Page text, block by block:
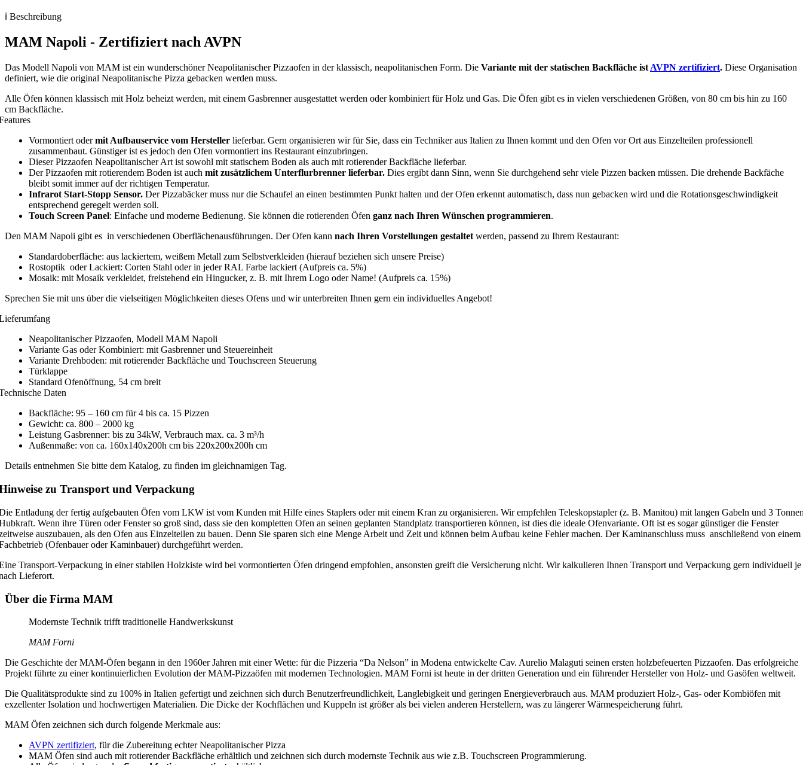
ℹ️ Beschreibung
MAM Napoli - Zertifiziert nach AVPN
Das Modell Napoli von MAM ist ein wunderschöner Neapolitanischer Pizzaofen in der klassisch, neapolitanischen Form. Die Variante mit der statischen Backfläche ist AVPN zertifiziert. Diese Organisation
definiert, wie die original Neapolitanische Pizza gebacken werden muss.
Alle Öfen können klassisch mit Holz beheizt werden, mit einem Gasbrenner ausgestattet werden oder kombiniert für Holz und Gas. Die Öfen gibt es in vielen verschiedenen Größen, von 80 cm bis hin zu 160
cm Backfläche.
Vormontiert odermit Aufbauservice vom Hersteller lieferbar. Gern organisieren wir für Sie, dass ein Techniker aus Italien zu Ihnen kommt und den Ofen vor Ort aus Einzelteilen professionell
zusammenbaut. Günstiger ist es jedoch den Ofen vormontiert ins Restaurant einzubringen.
Dieser Pizzaofen Neapolitanischer Art ist sowohl mit statischem Boden als auch mit rotierender Backfläche lieferbar.
Der Pizzaofen mit rotierendem Boden ist auch mit zusätzlichem Unterflurbrenner lieferbar. Dies ergibt dann Sinn, wenn Sie durchgehend sehr viele Pizzen backen müssen. Die drehende Backfäche
bleibt somit immer auf der richtigen Temperatur.
Infrarot Start-Stopp Sensor. Der Pizzabäcker muss nur die Schaufel an einen bestimmten Punkt halten und der Ofen erkennt automatisch, dass nun gebacken wird und die Rotationsgeschwindigkeit
entsprechend geregelt werden soll.
Touch Screen Panel: Einfache und moderne Bedienung. Sie können die rotierenden Öfen ganz nach Ihren Wünschen programmieren.
Den MAM Napoli gibt es in verschiedenen Oberflächenausführungen. Der Ofen kann nach Ihren Vorstellungen gestaltet werden, passend zu Ihrem Restaurant:
Standardoberfläche: aus lackiertem, weißem Metall zum Selbstverkleiden (hierauf beziehen sich unsere Preise)
Rostoptik oder Lackiert: Corten Stahl oder in jeder RAL Farbe lackiert (Aufpreis ca. 5%)
Mosaik: mit Mosaik verkleidet, freistehend ein Hingucker, z. B. mit Ihrem Logo oder Name! (Aufpreis ca. 15%)
Sprechen Sie mit uns über die vielseitigen Möglichkeiten dieses Ofens und wir unterbreiten Ihnen gern ein individuelles Angebot!
Neapolitanischer Pizzaofen, Modell MAM Napoli
Variante Gas oder Kombiniert: mit Gasbrenner und Steuereinheit
Variante Drehboden: mit rotierender Backfläche und Touchscreen Steuerung
Türklappe
Standard Ofenöffnung, 54 cm breit
Daten
Backfläche: 95 – 160 cm für 4 bis ca. 15 Pizzen
Gewicht: ca. 800 – 2000 kg
Leistung Gasbrenner: bis zu 34kW, Verbrauch max. ca. 3 m³/h
Außenmaße: von ca. 160x140x200h cm bis 220x200x200h cm
Details entnehmen Sie bitte dem Katalog, zu finden im gleichnamigen Tag.
zu Transport und Verpackung
Entladung der fertig aufgebauten Öfen vom LKW ist vom Kunden mit Hilfe eines Staplers oder mit einem Kran zu organisieren. Wir empfehlen Teleskopstapler (z. B. Manitou) mit langen Gabeln und 3
Wenn ihre Türen oder Fenster so groß sind, dass sie den kompletten Ofen an seinen geplanten Standplatz transportieren können, ist dies die ideale Ofenvariante. Oft ist es sogar günstiger die Fenster
auszubauen, als den Ofen aus Einzelteilen zu bauen. Denn Sie sparen sich eine Menge Arbeit und Zeit und können beim Aufbau keine Fehler machen. Der Kaminanschluss muss anschließend von einem
(Ofenbauer oder Kaminbauer) durchgeführt werden.
Transport-Verpackung in einer stabilen Holzkiste wird bei vormontierten Öfen dringend empfohlen, ansonsten greift die Versicherung nicht. Wir kalkulieren Ihnen Transport und Verpackung gern individuell je
Lieferort.
Über die Firma MAM
Modernste Technik trifft traditionelle Handwerkskunst
MAM Forni
Die Geschichte der MAM-Öfen begann in den 1960er Jahren mit einer Wette: für die Pizzeria “Da Nelson” in Modena entwickelte Cav. Aurelio Malaguti seinen ersten holzbefeuerten Pizzaofen. Das erfolgreiche
Projekt führte zu einer kontinuierlichen Evolution der MAM-Pizzaöfen mit modernen Technologien. MAM Forni ist heute in der dritten Generation und ein führender Hersteller von Holz- und Gasöfen weltweit.
Die Qualitätsprodukte sind zu 100% in Italien gefertigt und zeichnen sich durch Benutzerfreundlichkeit, Langlebigkeit und geringen Energieverbrauch aus. MAM produziert Holz-, Gas- oder Kombiöfen mit
exzellenter Isolation und hochwertigen Materialien. Die Dicke der Kochflächen und Kuppeln ist größer als bei vielen anderen Herstellern, was zu längerer Wärmespeicherung führt.
MAM Öfen zeichnen sich durch folgende Merkmale aus:
AVPN zertifiziert, für die Zubereitung echter Neapolitanischer Pizza
MAM Öfen sind auch mit rotierender Backfläche erhältlich und zeichnen sich durch modernste Technik aus wie z.B. Touchscreen Programmierung.